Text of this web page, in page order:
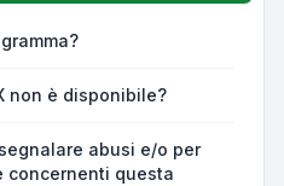
non è disponibile?
abusi e/o per
concernenti questa